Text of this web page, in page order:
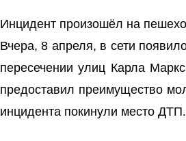
Инцидент произошёл на
Вчера, 8 апреля, в сети
пересечении улиц Карла
предоставил преимущество
инцидента покинули место ДТП.